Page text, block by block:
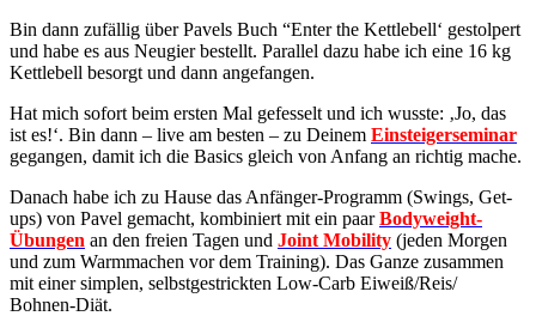
Bin dann zufällig über Pavels Buch “Enter the Kettlebell‘ gestolpert
und habe es aus Neugier bestellt. Parallel dazu habe ich eine 16 kg
Kettlebell besorgt und dann angefangen.
Hat mich sofort beim ersten Mal gefesselt und ich wusste: ‚Jo, das
ist es!‘. Bin dann – live am besten – zu Deinem Einsteigerseminar
gegangen, damit ich die Basics gleich von Anfang an richtig mache.
Danach habe ich zu Hause das Anfänger-Programm (Swings, Get-
ups) von Pavel gemacht, kombiniert mit ein paarBodyweight-
Übungen an den freien Tagen und Joint Mobility (jeden Morgen
und zum Warmmachen vor dem Training). Das Ganze zusammen
mit einer simplen, selbstgestrickten Low-Carb Eiweiß/Reis/
Bohnen-Diät.